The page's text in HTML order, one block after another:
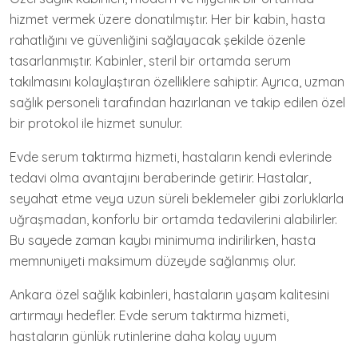
hizmet vermek üzere donatılmıştır. Her bir kabin, hasta
rahatlığını ve güvenliğini sağlayacak şekilde özenle
tasarlanmıştır. Kabinler, steril bir ortamda serum
takılmasını kolaylaştıran özelliklere sahiptir. Ayrıca, uzman
sağlık personeli tarafından hazırlanan ve takip edilen özel
bir protokol ile hizmet sunulur.
Evde serum taktırma hizmeti, hastaların kendi evlerinde
tedavi olma avantajını beraberinde getirir. Hastalar,
seyahat etme veya uzun süreli beklemeler gibi zorluklarla
uğraşmadan, konforlu bir ortamda tedavilerini alabilirler.
Bu sayede zaman kaybı minimuma indirilirken, hasta
memnuniyeti maksimum düzeyde sağlanmış olur.
Ankara özel sağlık kabinleri, hastaların yaşam kalitesini
artırmayı hedefler. Evde serum taktırma hizmeti,
hastaların günlük rutinlerine daha kolay uyum